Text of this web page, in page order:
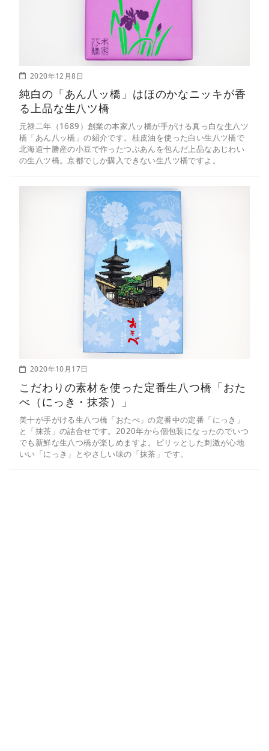
2020年12月8日
純白の「あん八ッ橋」はほのかなニッキが香
る上品な生八ツ橋
元禄二年（1689）創業の本家八ッ橋が手がける真っ白な生八ツ
橋「あん八ッ橋」の紹介です。桂皮油を使った白い生八ツ橋で
北海道十勝産の小豆で作ったつぶあんを包んだ上品なあじわい
の生八ツ橋。京都でしか購入できない生八ツ橋ですよ。
2020年10月17日
こだわりの素材を使った定番生八つ橋「おた
べ（にっき・抹茶）」
美十が手がける生八つ橋「おたべ」の定番中の定番「にっき」
と「抹茶」の詰合せです。2020年から個包装になったのでいつ
でも新鮮な生八つ橋が楽しめますよ。ピリッとした刺激が心地
いい「にっき」とやさしい味の「抹茶」です。